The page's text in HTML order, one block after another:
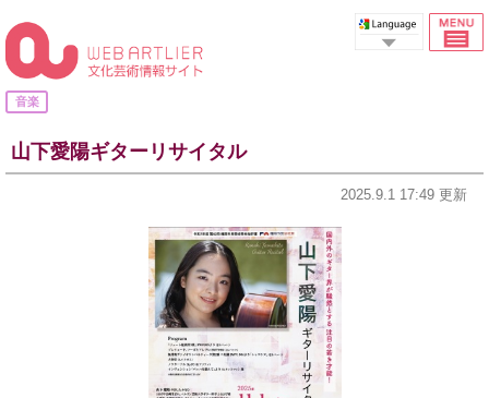
Select Language
音楽
山下愛陽ギターリサイタル
2025.9.1 17:49 更新